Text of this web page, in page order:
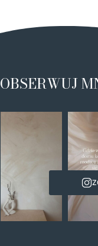
OBSERWUJ